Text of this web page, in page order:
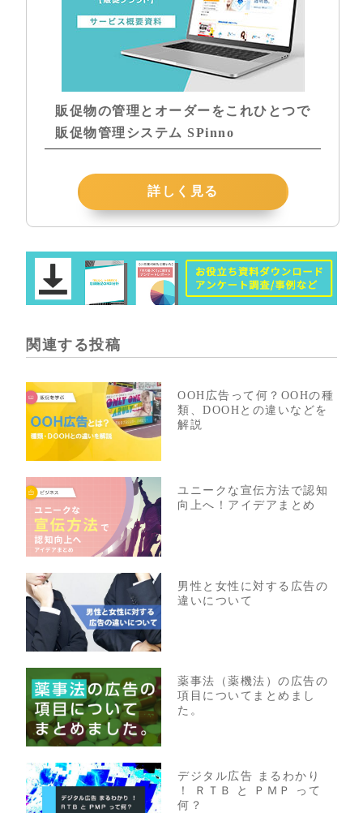
販促物の管理とオーダーをこれひとつで
販促物管理システム SPinno
詳しく見る
関連する投稿
OOH広告って何？OOHの種
類、DOOHとの違いなどを
解説
ユニークな宣伝方法で認知
向上へ！アイデアまとめ
男性と女性に対する広告の
違いについて
薬事法（薬機法）の広告の
項目についてまとめまし
た。
デジタル広告 まるわかり
！ ＲＴＢ と ＰＭＰ って
何？